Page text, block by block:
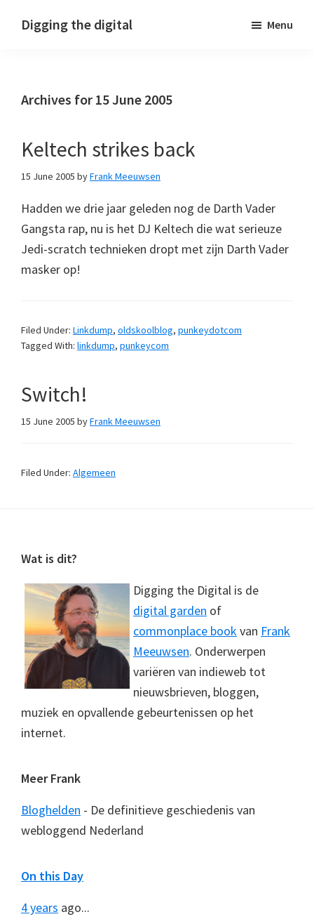
Digging the digital Menu
Archives for 15 June 2005
Keltech strikes back
15 June 2005 byFrank Meeuwsen
Hadden we drie jaar geleden nog de Darth Vader
Gangsta rap, nu is het DJ Keltech die wat serieuze
Jedi-scratch technieken dropt met zijn Darth Vader
masker op!
Filed Under: Linkdump, oldskoolblog, punkeydotcom
Tagged With: linkdump, punkeycom
Switch!
15 June 2005 byFrank Meeuwsen
Filed Under: Algemeen
Footer
Wat is dit?
Digging the Digital is de
digital garden of
commonplace bookvan Frank
Meeuwsen. Onderwerpen
variëren van indieweb tot
nieuwsbrieven, bloggen,
muziek en opvallende gebeurtenissen op het
internet.
Meer Frank
Bloghelden - De definitieve geschiedenis van
webloggend Nederland
On this Day
4 years ago...